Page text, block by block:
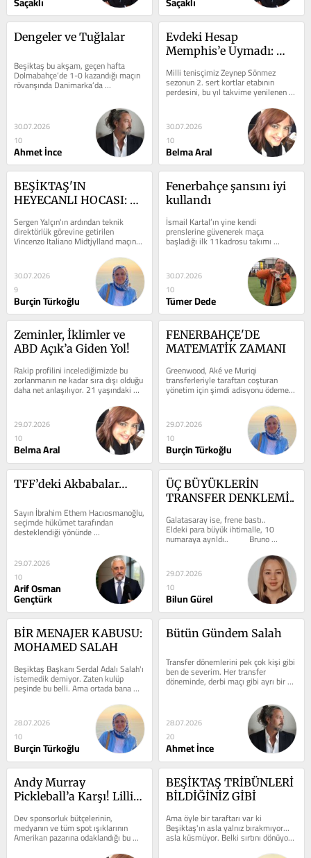
Dengeler ve Tuğlalar
Beşiktaş bu akşam, geçen hafta
Dolmabahçe’de 1-0 kazandığı maçın
rövanşında Danimarka’da
Midtjylland’la karşılaşacak. Kritik
30.07.2026
10
Ahmet İnce
Evdeki Hesap
Memphis’e Uymadı:
Kort Açılışı
Milli tenisçimiz Zeynep Sönmez
sezonun 2. sert kortlar etabının
perdesini, bu yıl takvime yenilenen
formatıyla geri dönen "WTA 250
30.07.2026
10
Belma Aral
BEŞİKTAŞ'IN
HEYECANLI HOCASI:
Sergen Yalçın'ın ardından teknik
direktörlük görevine getirilen
Vincenzo Italiano Midtjylland maçında
güzel bir izlenim bıraktı. 90 dakika...
30.07.2026
9
Burçin Türkoğlu
Fenerbahçe şansını iyi
kullandı
İsmail Kartal’ın yine kendi
prenslerine güvenerek maça
başladığı ilk 11kadrosu takımı
hüsrana uğrattı. Önde oynayan
30.07.2026
10
Tümer Dede
Zeminler, İklimler ve
ABD Açık’a Giden Yol!
Rakip profilini incelediğimizde bu
zorlanmanın ne kadar sıra dışı olduğu
daha net anlaşılıyor. 21 yaşındaki
Cadence Brace, dünya 254...
29.07.2026
10
Belma Aral
FENERBAHÇE'DE
MATEMATİK ZAMANI
Greenwood, Aké ve Muriqi
transferleriyle taraftarı coşturan
yönetim için şimdi adisyonu ödeme
vakti. Bütçeye binen yük 200 milyon
29.07.2026
10
Burçin Türkoğlu
TFF’deki Akbabalar…
Sayın İbrahim Ethem Hacıosmanoğlu,
seçimde hükümet tarafından
desteklendiği yönünde
değerlendirmeler yapılan Mehmet
29.07.2026
10
Arif Osman
Gençtürk
ÜÇ BÜYÜKLERİN
TRANSFER DENKLEMİ..
Galatasaray ise, frene bastı..
Eldeki para büyük ihtimalle, 10
numaraya ayrıldı.. 	  	Bruno
transferi kolay iş değil... ...
29.07.2026
10
Bilun Gürel
BİR MENAJER KABUSU:
MOHAMED SALAH
Beşiktaş Başkanı Serdal Adalı Salah'ı
istemedik demiyor. Zaten kulüp
peşinde bu belli. Ama ortada bana
kalırsa büyük bir sorun var. O da...
28.07.2026
10
Burçin Türkoğlu
Bütün Gündem Salah
Transfer dönemlerini pek çok kişi gibi
ben de severim. Her transfer
döneminde, derbi maçı gibi ayrı bir
heyecan yaşarım. Gazetelerde,...
28.07.2026
20
Ahmet İnce
Andy Murray
Pickleball’a Karşı! Lilli
Dev sponsorluk bütçelerinin,
medyanın ve tüm spot ışıklarının
Amerikan pazarına odaklandığı bu
kritik eşikte, kortların efsane ismi...
BEŞİKTAŞ TRİBÜNLERİ
BİLDİĞİNİZ GİBİ
Ama öyle bir taraftarı var ki
Beşiktaş'ın asla yalnız bırakmıyor...
asla küsmüyor. Belki sırtını dönüyor;
ama bu sırtını dönüş...